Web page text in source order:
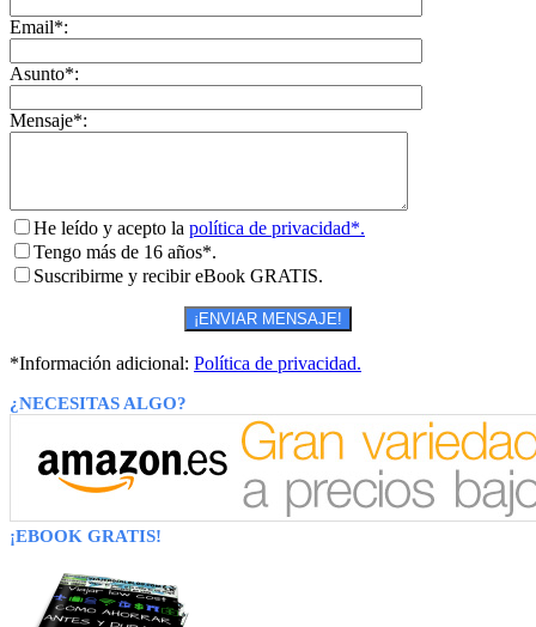
Email*:
Asunto*:
Mensaje*:
He leído y acepto la política de privacidad*.
Tengo más de 16 años*.
Suscribirme y recibir eBook GRATIS.
*Información adicional: Política de privacidad.
¿NECESITAS ALGO?
¡EBOOK GRATIS!